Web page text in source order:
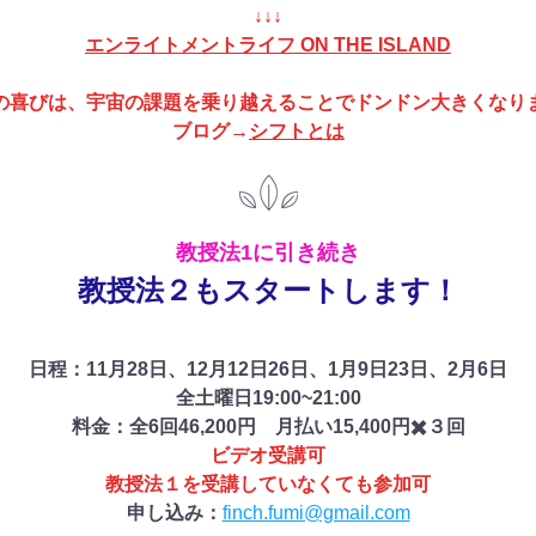
↓↓↓
エンライトメントライフ ON THE ISLAND
喜びは、宇宙の課題を乗り越えることでドンドン大きくなり
ブログ→ シフトとは
教授法1に引き続き
教授法２もスタートします！
日程：11月28日、12月12日26日、1月9日23日、2月6日
全土曜日19:00~21:00
料金：全6回46,200円　月払い15,400円✖️３回
ビデオ受講可
教授法１を受講していなくても参加可
申し込み： finch.fumi@gmail.com